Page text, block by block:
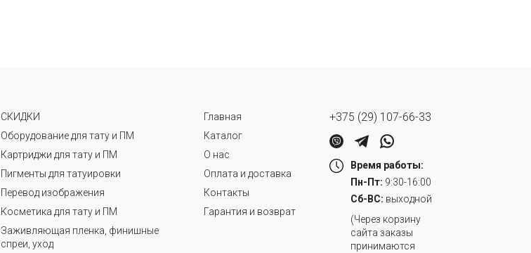
СКИДКИ
Оборудование для тату и ПМ
Картриджи для тату и ПМ
Пигменты для татуировки
Перевод изображения
Косметика для тату и ПМ
Заживляющая пленка, финишные
спреи, уход
Главная
Каталог
О нас
Оплата и доставка
Контакты
Гарантия и возврат
+375 (29) 107-66-33
Время работы:
Пн-Пт: 9:30-16:00
Сб-ВС: выходной
(Через корзину
сайта заказы
принимаются